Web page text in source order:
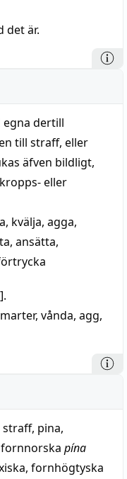
det är.
egna dertill
till straff, eller
äfven bildligt,
eller
, kvälja, agga,
, ansätta,
marter, vånda, agg,
pina,
pína
fornhögtyska